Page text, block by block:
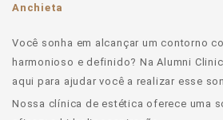
Anchieta
Você sonha em alcançar um contorno
harmonioso e definido? Na Alumni
aqui para ajudar você a realizar esse
Nossa clínica de estética oferece uma